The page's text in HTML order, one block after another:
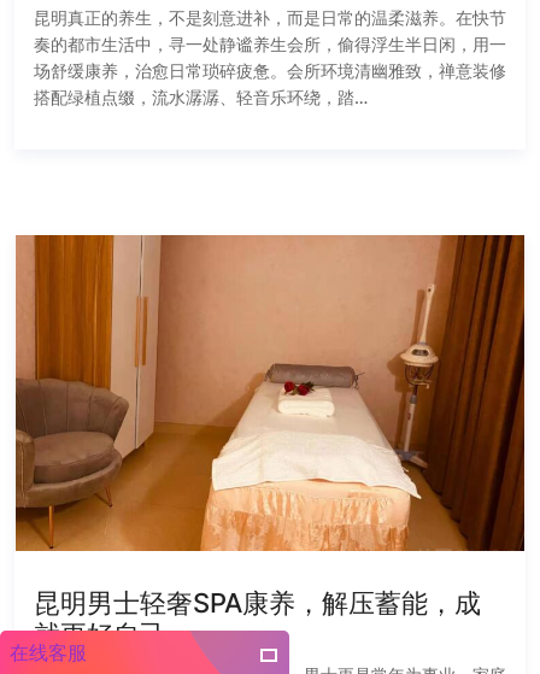
在线客服
昆明真正的养生，不是刻意进补，而是日常的温柔滋养。在快节
奏的都市生活中，寻一处静谧养生会所，偷得浮生半日闲，用一
场舒缓康养，治愈日常琐碎疲惫。会所环境清幽雅致，禅意装修
搭配绿植点缀，流水潺潺、轻音乐环绕，踏…
昆明男士轻奢SPA康养，解压蓄能，成
就更好自己